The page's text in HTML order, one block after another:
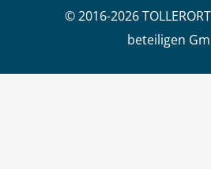
© 2016-2026
beteiligen